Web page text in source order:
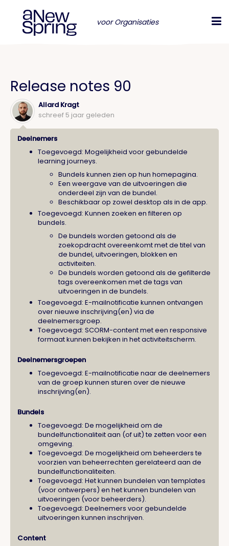
voor Organisaties
Release notes 90
Allard Kragt
schreef 5 jaar geleden
Deelnemers
Toegevoegd: Mogelijkheid voor gebundelde
learning journeys.
Bundels kunnen zien op hun homepagina.
Een weergave van de uitvoeringen die
onderdeel zijn van de bundel.
Beschikbaar op zowel desktop als in de app.
Toegevoegd: Kunnen zoeken en filteren op
bundels.
De bundels worden getoond als de
zoekopdracht overeenkomt met de titel van
de bundel, uitvoeringen, blokken en
activiteiten.
De bundels worden getoond als de gefilterde
tags overeenkomen met de tags van
uitvoeringen in de bundels.
Toegevoegd: E-mailnotificatie kunnen ontvangen
over nieuwe inschrijving(en) via de
deelnemersgroep.
Toegevoegd: SCORM-content met een responsive
formaat kunnen bekijken in het activiteitscherm.
Deelnemersgroepen
Toegevoegd: E-mailnotificatie naar de deelnemers
van de groep kunnen sturen over de nieuwe
inschrijving(en).
Bundels
Toegevoegd: De mogelijkheid om de
bundelfunctionaliteit aan (of uit) te zetten voor een
omgeving.
Toegevoegd: De mogelijkheid om beheerders te
voorzien van beheerrechten gerelateerd aan de
bundelfunctionaliteiten.
Toegevoegd: Het kunnen bundelen van templates
(voor ontwerpers) en het kunnen bundelen van
uitvoeringen (voor beheerders).
Toegevoegd: Deelnemers voor gebundelde
uitvoeringen kunnen inschrijven.
Content